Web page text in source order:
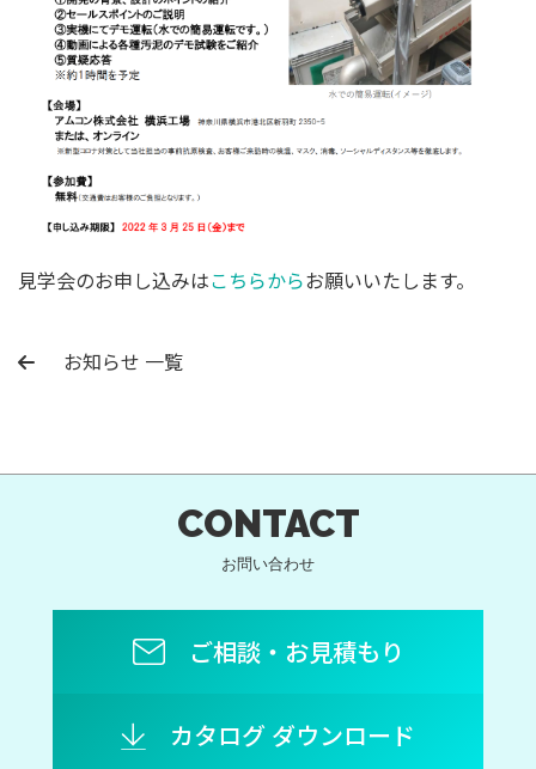
見学会のお申し込みはこちらからお願いいたします。
お知らせ 一覧
CONTACT
お問い合わせ
ご相談・お見積もり
カタログ ダウンロード